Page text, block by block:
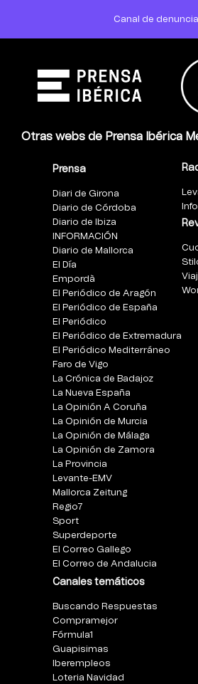
Canal de
Otras webs de Prensa Ibérica
Prensa
Diari de Girona
Diario de Córdoba
Diario de Ibiza
INFORMACIÓN
Diario de Mallorca
El Día
Empordà
El Periódico de Aragón
El Periódico de España
El Periódico
El Periódico de Extremadura
El Periódico Mediterráneo
Faro de Vigo
La Crónica de Badajoz
La Nueva España
La Opinión A Coruña
La Opinión de Murcia
La Opinión de Málaga
La Opinión de Zamora
La Provincia
Levante-EMV
Mallorca Zeitung
Regio7
Sport
Superdeporte
El Correo Gallego
El Correo de Andalucia
Canales temáticos
Buscando Respuestas
Compramejor
Fórmula1
Guapisimas
Iberempleos
Loteria Navidad